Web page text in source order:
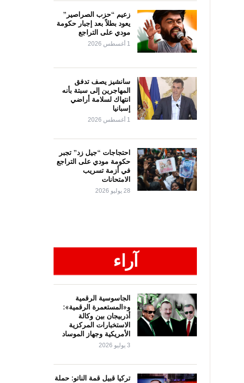
زعيم “حزب الصراصير”
يعود بطلاً بعد إجبار حكومة
مودي على التراجع
1 أغسطس 2026
سانشيز يصف تدفق
المهاجرين إلى سبتة بأنه
انتهاك لسلامة أراضي
إسبانيا
1 أغسطس 2026
احتجاجات “جيل زد” تجبر
حكومة مودي على التراجع
في أزمة تسريب
الامتحانات
28 يوليو 2026
آراء
الجاسوسية الرقمية
و«المستعمرة الرقمية»:
أذربيجان بين وكالة
الاستخبارات المركزية
الأمريكية وجهاز الموساد
3 يوليو 2026
تركيا قبيل قمة الناتو: حملة